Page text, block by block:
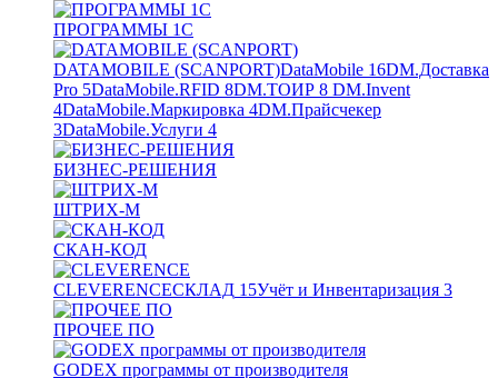
ПРОГРАММЫ 1С
DATAMOBILE (SCANPORT)DataMobile 16DM.Доставка
Pro 5DataMobile.RFID 8DM.ТОИР 8 DM.Invent
4DataMobile.Маркировка 4DM.Прайсчекер
3DataMobile.Услуги 4
БИЗНЕС-РЕШЕНИЯ
ШТРИХ-М
СКАН-КОД
CLEVERENCEСКЛАД 15Учёт и Инвентаризация 3
ПРОЧЕЕ ПО
GODEX программы от производителя